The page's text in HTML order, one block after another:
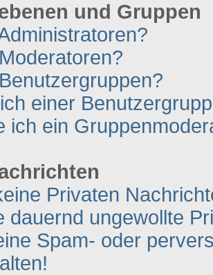
und Gruppen
einer
ich ein
Privaten
dauernd ungewollte
Spam- oder